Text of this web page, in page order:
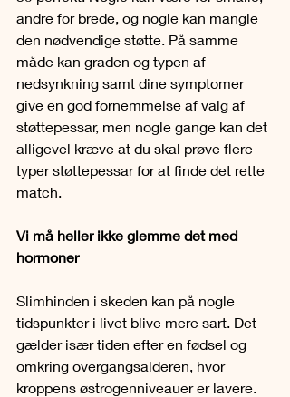
andre for brede, og nogle kan mangle
den nødvendige støtte. På samme
måde kan graden og typen af
nedsynkning samt dine symptomer
give en god fornemmelse af valg af
støttepessar, men nogle gange kan det
alligevel kræve at du skal prøve flere
typer støttepessar for at finde det rette
match.
Vi må heller ikke glemme det med
hormoner
Slimhinden i skeden kan på nogle
tidspunkter i livet blive mere sart. Det
gælder især tiden efter en fødsel og
omkring overgangsalderen, hvor
kroppens østrogenniveauer er lavere.